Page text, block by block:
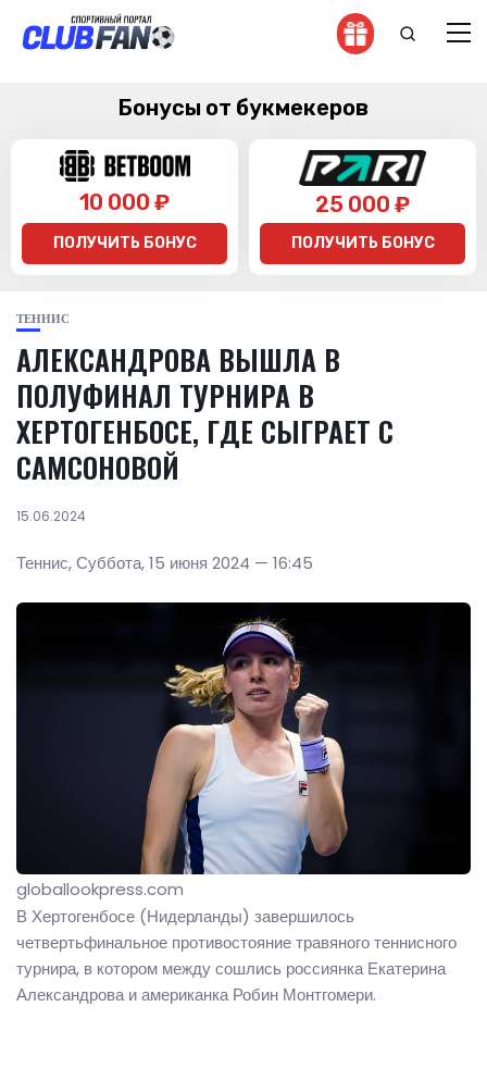
Бонусы от букмекеров
10 000 ₽
ПОЛУЧИТЬ БОНУС
25 000 ₽
ПОЛУЧИТЬ БОНУС
ТЕННИС
АЛЕКСАНДРОВА ВЫШЛА В
ПОЛУФИНАЛ ТУРНИРА В
ХЕРТОГЕНБОСЕ, ГДЕ СЫГРАЕТ С
САМСОНОВОЙ
15.06.2024
Теннис, Суббота, 15 июня 2024 — 16:45
globallookpress.com
В Хертогенбосе (Нидерланды) завершилось
четвертьфинальное противостояние травяного теннисного
турнира, в котором между сошлись россиянка Екатерина
Александрова и американка Робин Монтгомери.